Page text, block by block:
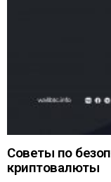
Советы по
криптовалюты